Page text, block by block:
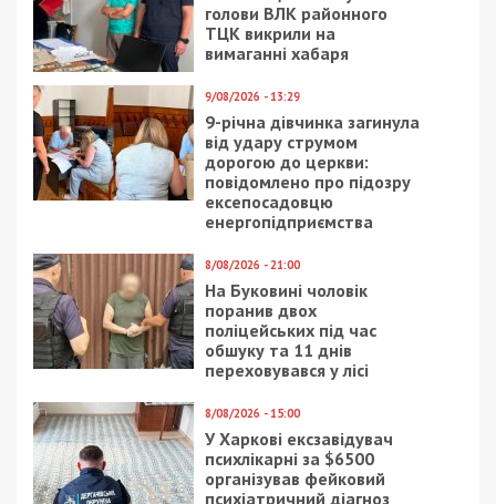
голови ВЛК районного
ТЦК викрили на
вимаганні хабаря
9/08/2026 - 13:29
9-річна дівчинка загинула
від удару струмом
дорогою до церкви:
повідомлено про підозру
ексепосадовцю
енергопідприємства
8/08/2026 - 21:00
На Буковині чоловік
поранив двох
поліцейських під час
обшуку та 11 днів
переховувався у лісі
8/08/2026 - 15:00
У Харкові ексзавідувач
психлікарні за $6500
організував фейковий
психіатричний діагноз